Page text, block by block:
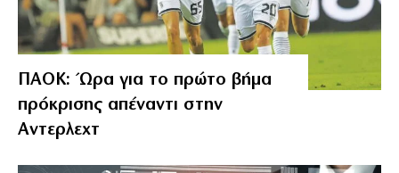
ΠΑΟΚ: Ώρα για το πρώτο βήμα
πρόκρισης απέναντι στην
Αντερλεχτ